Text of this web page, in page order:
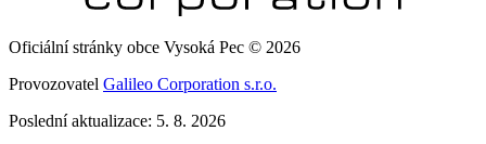
Oficiální stránky obce Vysoká Pec © 2026
Provozovatel Galileo Corporation s.r.o.
Poslední aktualizace: 5. 8. 2026